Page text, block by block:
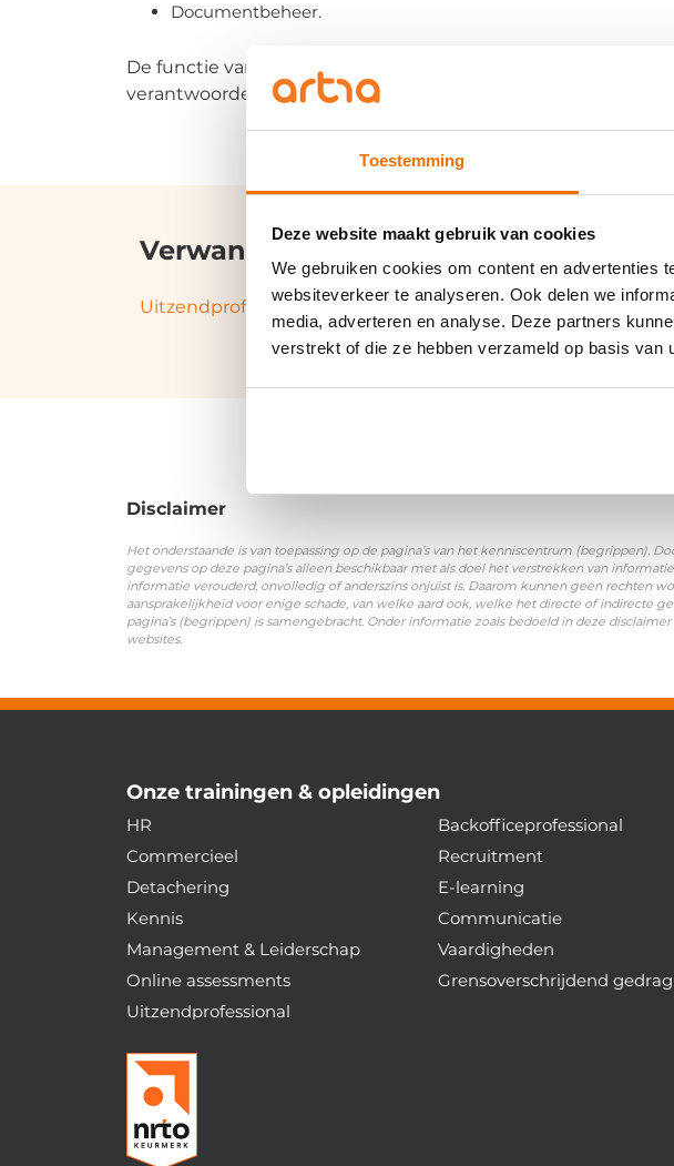
Toestemming
Deze website maakt gebruik van cookies
We gebruiken cookies om content en advertenties
websiteverkeer te analyseren. Ook delen we
media, adverteren en analyse. Deze partners
verstrekt of die ze hebben verzameld op basis van
Documentbeheer.
De functie van backofficeprofessional is dynamisch met een
verantwoordelijkheden.
Verwante termen en synoniemen:
Uitzendprofessional,CAO (Collectieve Arbeids
Disclaimer
Het onderstaande is van toepassing op de pagina’s van het kenniscentrum (begrippen).
gegevens op deze pagina’s alleen beschikbaar met als doel het verstrekken van
informatie verouderd, onvolledig of anderszins onjuist is. Daarom kunnen geen rechten
aansprakelijkheid voor enige schade, van welke aard ook, welke het directe of indirecte
pagina’s (begrippen) is samengebracht. Onder informatie zoals bedoeld in deze
websites.
Onze trainingen & opleidingen
HR
Commercieel
Detachering
Kennis
Management & Leiderschap
Online assessments
Uitzendprofessional
Backofficeprofessional
Recruitment
E-learning
Communicatie
Vaardigheden
Grensoverschrijdend gedrag